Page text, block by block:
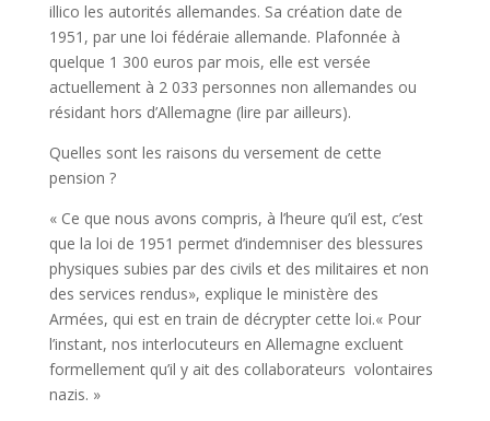
illico les autorités allemandes. Sa création date de
1951, par une loi fédéraie allemande. Plafonnée à
quelque 1 300 euros par mois, elle est versée
actuellement à 2 033 personnes non allemandes ou
résidant hors d’Allemagne (lire par ailleurs).
Quelles sont les raisons du versement de cette
pension ?
« Ce que nous avons compris, à l’heure qu’il est, c’est
que la loi de 1951 permet d’indemniser des blessures
physiques subies par des civils et des militaires et non
des services rendus», explique le ministère des
Armées, qui est en train de décrypter cette loi.« Pour
l’instant, nos interlocuteurs en Allemagne excluent
formellement qu’il y ait des collaborateurs volontaires
nazis. »